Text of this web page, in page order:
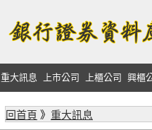
重大訊息 上市公司 上櫃公司 興櫃
回首頁 》 重大訊息